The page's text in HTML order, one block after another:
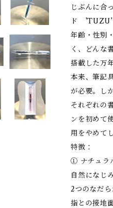
じぶんに合
ド ’TUZU’
年齢・性別
く、どんな
搭載した万
本来、筆記
が必要。し
それぞれの
ンを初めて
用をやめて
特徴：
① ナチュラ
自然になじ
2つのなだら
指との接地